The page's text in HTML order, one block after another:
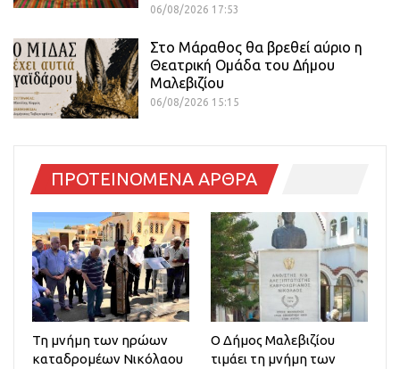
06/08/2026 17:53
Στο Μάραθος θα βρεθεί αύριο η
Θεατρική Ομάδα του Δήμου
Μαλεβιζίου
06/08/2026 15:15
ΠΡΟΤΕΙΝΟΜΕΝΑ ΑΡΘΡΑ
Τη μνήμη των ηρώων
καταδρομέων Νικόλαου
Ο Δήμος Μαλεβιζίου
τιμάει τη μνήμη των